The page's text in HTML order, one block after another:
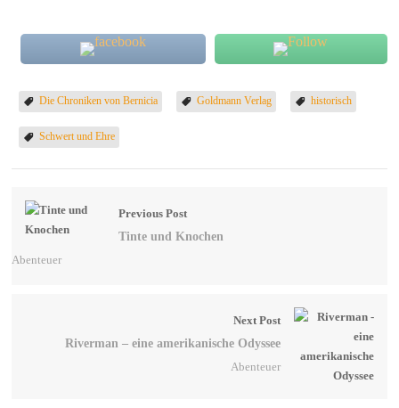
Die Chroniken von Bernicia Goldmann Verlag historisch
Schwert und Ehre
Previous Post
Tinte und Knochen
Abenteuer
Next Post
Riverman – eine amerikanische Odyssee
Abenteuer